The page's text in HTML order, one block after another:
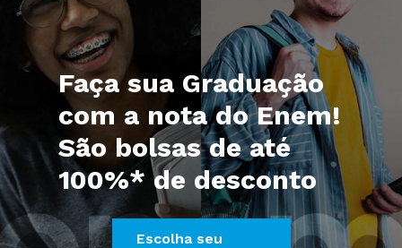
Faça sua Graduação
com a nota do Enem!
São bolsas de até
100%* de desconto
Escolha seu